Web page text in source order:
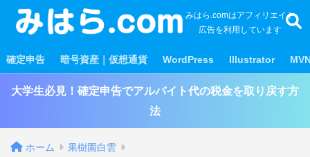
みはら.comはアフィリエイト
広告を利用しています
確定申告 暗号資産｜仮想通貨 WordPress Illustrator
大学生必見！確定申告でアルバイト代の税金を取り戻す方
法
ホーム 果樹園白雲